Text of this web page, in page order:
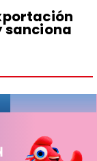
sanciona